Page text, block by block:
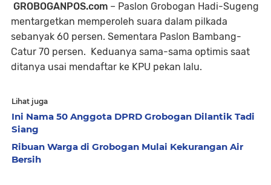
GROBOGANPOS.com – Paslon Grobogan Hadi-Sugeng
mentargetkan memperoleh suara dalam pilkada
sebanyak 60 persen. Sementara Paslon Bambang-
Catur 70 persen. Keduanya sama-sama optimis saat
ditanya usai mendaftar ke KPU pekan lalu.
Lihat juga
Ini Nama 50 Anggota DPRD Grobogan Dilantik Tadi
Siang
Ribuan Warga di Grobogan Mulai Kekurangan Air
Bersih